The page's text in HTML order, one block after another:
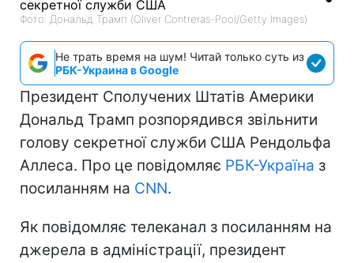
Фото: Дональд Трамп (Oliver Contreras-Pool/Getty Images)
Не трать время на шум! Читай только суть из
РБК-Украина в Google
Президент Сполучених Штатів Америки
Дональд Трамп розпорядився звільнити
голову секретної служби США Рендольфа
Аллеса. Про це повідомляє РБК-Україна з
посиланням на CNN.
Як повідомляє телеканал з посиланням на
джерела в адміністрації, президент